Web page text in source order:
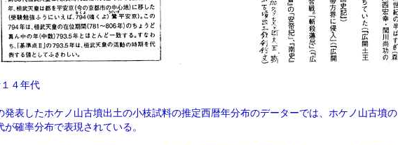
４年代
発表したホケノ山古墳出土の小枝試料の推定西暦年分布のデーターでは、ホケノ山古墳の
が確率分布で表現されている。